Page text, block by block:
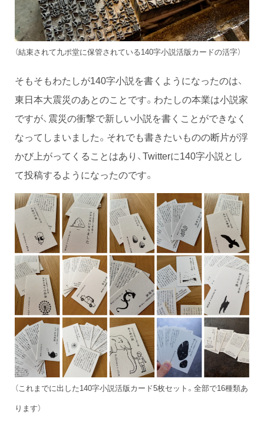
（結束されて九ポ堂に保管されている140字小説活版カードの活字）
そもそもわたしが140字小説を書くようになったのは、
東日本大震災のあとのことです。わたしの本業は小説家
ですが、震災の衝撃で新しい小説を書くことができなく
なってしまいました。それでも書きたいものの断片が浮
かび上がってくることはあり、Twitterに140字小説とし
て投稿するようになったのです。
（これまでに出した140字小説活版カード5枚セット。全部で16種類あ
ります）